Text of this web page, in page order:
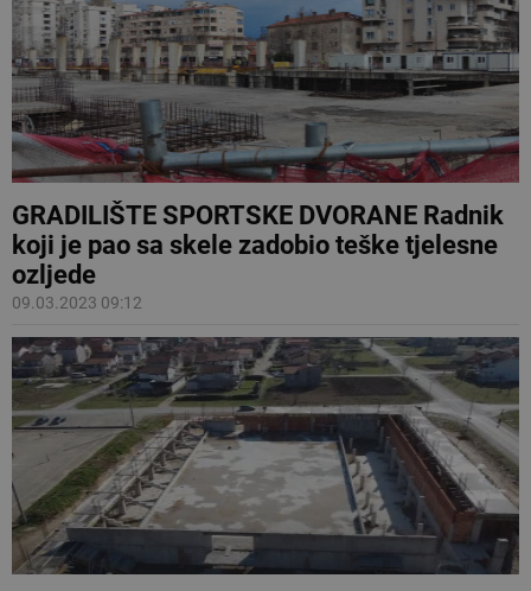
GRADILIŠTE SPORTSKE DVORANE Radnik
koji je pao sa skele zadobio teške tjelesne
ozljede
09.03.2023 09:12